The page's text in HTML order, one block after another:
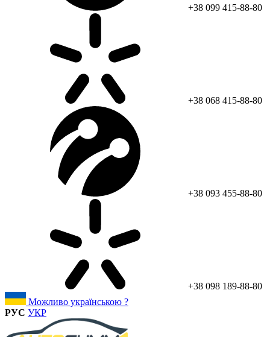
+38 099 415-88-80
+38 068 415-88-80
+38 093 455-88-80
+38 098 189-88-80
Можливо українською ?
РУС УКР